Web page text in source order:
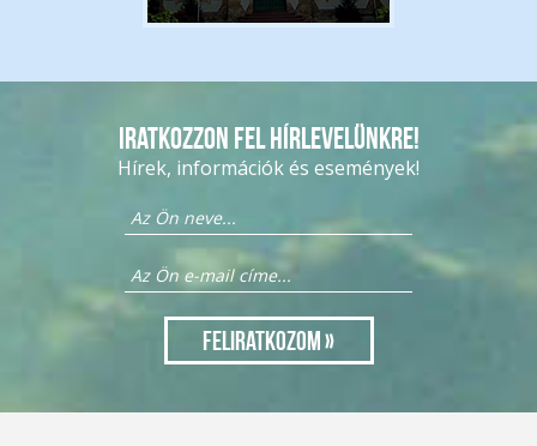
Iratkozzon fel hírlevelünkre!
Hírek, információk és események!